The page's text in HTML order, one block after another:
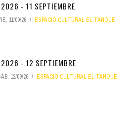
2026 - 11 SEPTIEMBRE
11/09/26 ESPACIO CULTURAL EL TANQUE
2026 - 12 SEPTIEMBRE
12/09/26 ESPACIO CULTURAL EL TANQUE